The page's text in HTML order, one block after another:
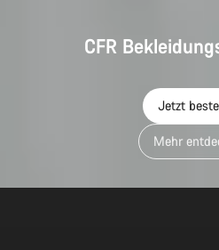
CFR
Jetzt
Mehr